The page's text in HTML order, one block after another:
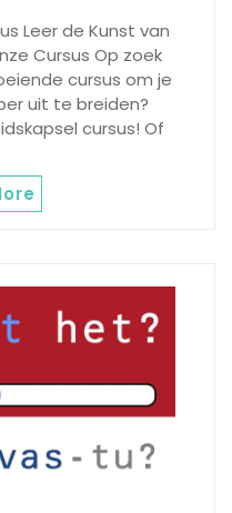
Leer de Kunst van
Cursus Op zoek
cursus om je
uit te breiden?
cursus! Of